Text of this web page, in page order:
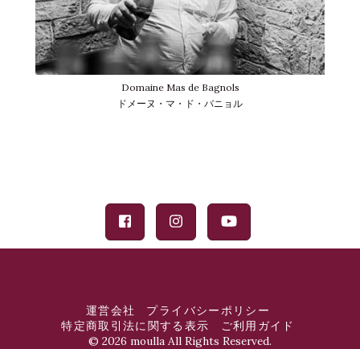
Domaine Mas de Bagnols
ドメーヌ・マ・ド・バニョル
運営会社
プライバシーポリシー
特定商取引法に関する表示
ご利用ガイド
© 2026 moulla All Rights Reserved.